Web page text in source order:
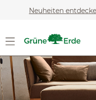
Zum Hauptinhalt springen
Neuheiten